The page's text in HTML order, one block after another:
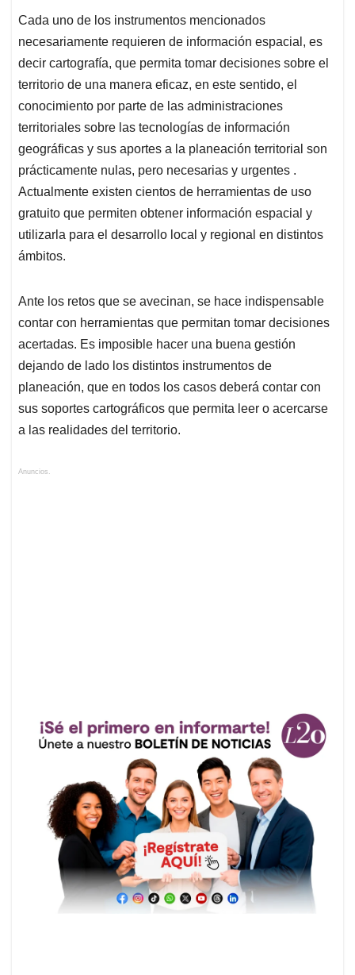
Cada uno de los instrumentos mencionados
necesariamente requieren de información espacial, es
decir cartografía, que permita tomar decisiones sobre el
territorio de una manera eficaz, en este sentido, el
conocimiento por parte de las administraciones
territoriales sobre las tecnologías de información
geográficas y sus aportes a la planeación territorial son
prácticamente nulas, pero necesarias y urgentes .
Actualmente existen cientos de herramientas de uso
gratuito que permiten obtener información espacial y
utilizarla para el desarrollo local y regional en distintos
ámbitos.
Ante los retos que se avecinan, se hace indispensable
contar con herramientas que permitan tomar decisiones
acertadas. Es imposible hacer una buena gestión
dejando de lado los distintos instrumentos de
planeación, que en todos los casos deberá contar con
sus soportes cartográficos que permita leer o acercarse
a las realidades del territorio.
Anuncios.